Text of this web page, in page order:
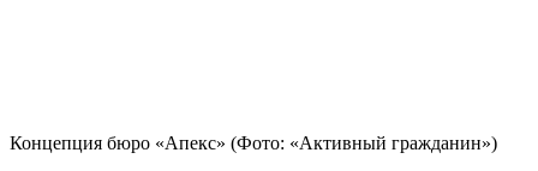
Концепция бюро «Апекс» (Фото: «Активный гражданин»)